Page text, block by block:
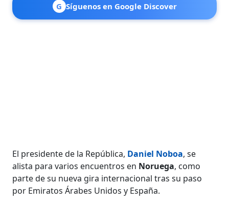
G Síguenos en Google Discover
El presidente de la República, Daniel Noboa, se
alista para varios encuentros en Noruega, como
parte de su nueva gira internacional tras su paso
por Emiratos Árabes Unidos y España.